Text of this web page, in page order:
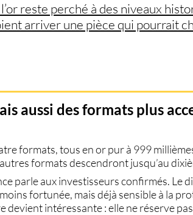
reste perché à des niveaux
arriver une pièce qui pourrait
aussi des formats plus
formats, tous en or pur à 999
formats descendront jusqu’au
parle aux investisseurs confirmés. Le
fortunée, mais déjà sensible à la
devient intéressante : elle ne réserve